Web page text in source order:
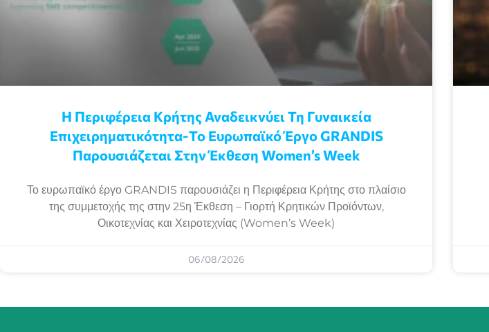
Η Περιφέρεια Κρήτης Αναδεικνύει Τη Γυναικεία
Επιχειρηματικότητα-Το Ευρωπαϊκό Έργο GRANDIS
Παρουσιάζεται Στην Έκθεση Women’s Week
Το ευρωπαϊκό έργο GRANDIS παρουσιάζει η Περιφέρεια Κρήτης στο πλαίσιο
της συμμετοχής της στην 25η Έκθεση – Γιορτή Κρητικών Προϊόντων,
Οικοτεχνίας και Χειροτεχνίας (Women’s Week)
06/08/2026